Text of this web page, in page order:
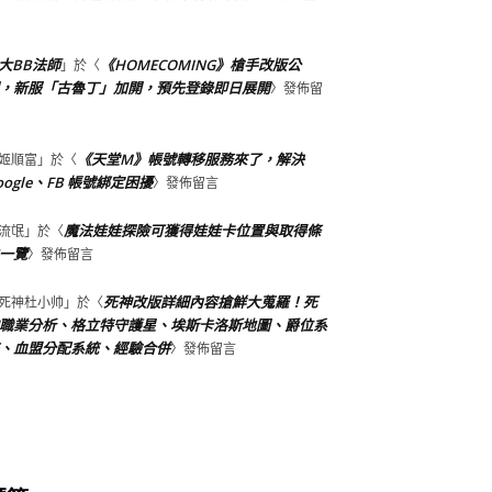
BB法師」於〈 《HOMECOMING》槍手改版公
新服「古魯丁」加開，預先登錄即日展開〉發佈留
順富 」於〈 《天堂M》帳號轉移服務來了，解決
、FB 帳號綁定困擾〉發佈留言
氓」於〈魔法娃娃探險可獲得娃娃卡位置與取得條
覽〉發佈留言
神杜小帅 」於〈死神改版詳細內容搶鮮大蒐羅！死
業分析、格立特守護星、埃斯卡洛斯地圖、爵位系
血盟分配系統、經驗合併〉發佈留言